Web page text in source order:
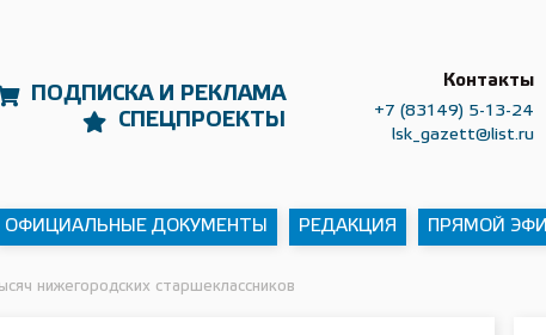
ПОДПИСКА И РЕКЛАМА
СПЕЦПРОЕКТЫ
Контакты
+7 (83149) 5-13-24
lsk_gazett@list.ru
ОФИЦИАЛЬНЫЕ ДОКУМЕНТЫ РЕДАКЦИЯ ПРЯМОЙ
нижегородских старшеклассников